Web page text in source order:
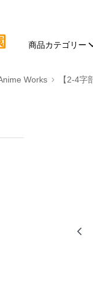
商品カテゴリー
Works 【2-4字